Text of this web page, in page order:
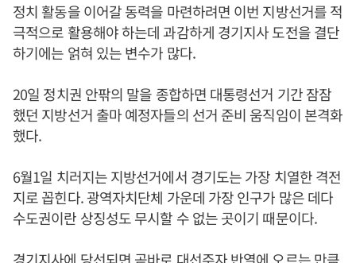
정치 활동을 이어갈 동력을 마련하려면 이번 지방선거를 적
극적으로 활용해야 하는데 과감하게 경기지사 도전을 결단
하기에는 얽혀 있는 변수가 많다.
20일 정치권 안팎의 말을 종합하면 대통령선거 기간 잠잠
했던 지방선거 출마 예정자들의 선거 준비 움직임이 본격화
했다.
6월1일 치러지는 지방선거에서 경기도는 가장 치열한 격전
지로 꼽힌다. 광역자치단체 가운데 가장 인구가 많은 데다
수도권이란 상징성도 무시할 수 없는 곳이기 때문이다.